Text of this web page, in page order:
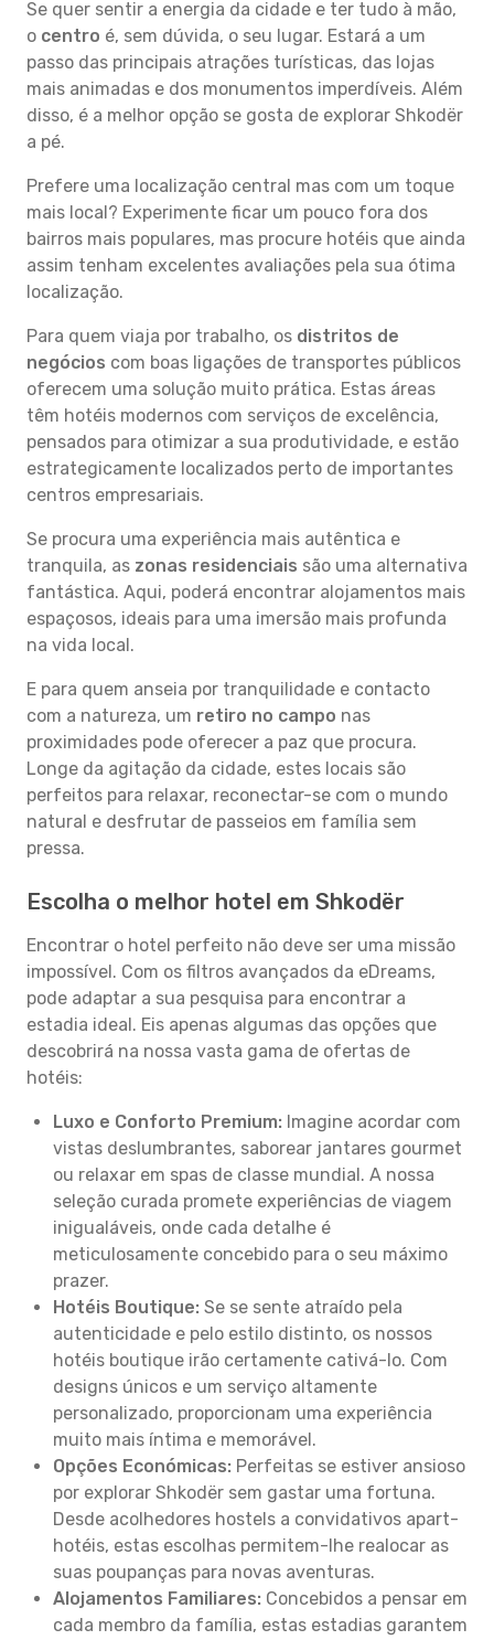
Se quer sentir a energia da cidade e ter tudo à mão,
o centro é, sem dúvida, o seu lugar. Estará a um
passo das principais atrações turísticas, das lojas
mais animadas e dos monumentos imperdíveis. Além
disso, é a melhor opção se gosta de explorar Shkodër
a pé.
Prefere uma localização central mas com um toque
mais local? Experimente ficar um pouco fora dos
bairros mais populares, mas procure hotéis que ainda
assim tenham excelentes avaliações pela sua ótima
localização.
Para quem viaja por trabalho, os distritos de
negócios com boas ligações de transportes públicos
oferecem uma solução muito prática. Estas áreas
têm hotéis modernos com serviços de excelência,
pensados para otimizar a sua produtividade, e estão
estrategicamente localizados perto de importantes
centros empresariais.
Se procura uma experiência mais autêntica e
tranquila, as zonas residenciais são uma alternativa
fantástica. Aqui, poderá encontrar alojamentos mais
espaçosos, ideais para uma imersão mais profunda
na vida local.
E para quem anseia por tranquilidade e contacto
com a natureza, um retiro no campo nas
proximidades pode oferecer a paz que procura.
Longe da agitação da cidade, estes locais são
perfeitos para relaxar, reconectar-se com o mundo
natural e desfrutar de passeios em família sem
pressa.
Escolha o melhor hotel em Shkodër
Encontrar o hotel perfeito não deve ser uma missão
impossível. Com os filtros avançados da eDreams,
pode adaptar a sua pesquisa para encontrar a
estadia ideal. Eis apenas algumas das opções que
descobrirá na nossa vasta gama de ofertas de
hotéis:
Luxo e Conforto Premium: Imagine acordar com
vistas deslumbrantes, saborear jantares gourmet
ou relaxar em spas de classe mundial. A nossa
seleção curada promete experiências de viagem
inigualáveis, onde cada detalhe é
meticulosamente concebido para o seu máximo
prazer.
Hotéis Boutique: Se se sente atraído pela
autenticidade e pelo estilo distinto, os nossos
hotéis boutique irão certamente cativá-lo. Com
designs únicos e um serviço altamente
personalizado, proporcionam uma experiência
muito mais íntima e memorável.
Opções Económicas: Perfeitas se estiver ansioso
por explorar Shkodër sem gastar uma fortuna.
Desde acolhedores hostels a convidativos apart-
hotéis, estas escolhas permitem-lhe realocar as
suas poupanças para novas aventuras.
Alojamentos Familiares: Concebidos a pensar em
cada membro da família, estas estadias garantem